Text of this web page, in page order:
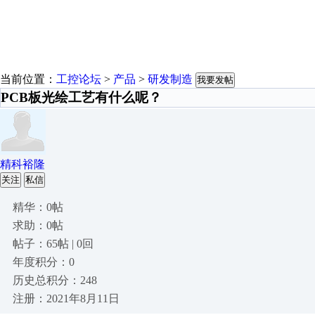
当前位置： 工控论坛 > 产品 > 研发制造 我要发帖
PCB板光绘工艺有什么呢？
精科裕隆
关注 私信
精华：0帖
求助：0帖
帖子：65帖 | 0回
年度积分：0
历史总积分：248
注册：2021年8月11日